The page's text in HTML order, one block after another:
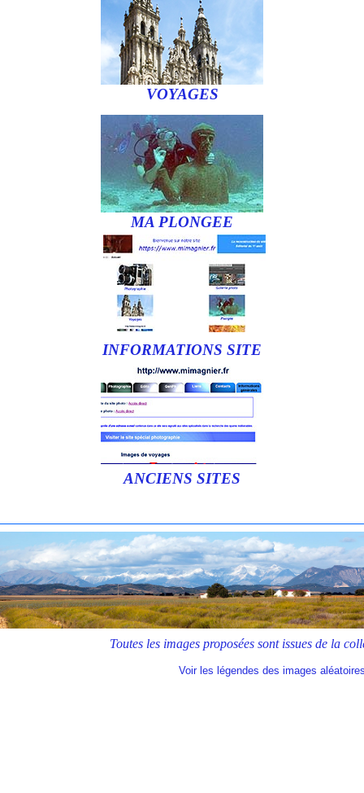
VOYAGES
MA PLONGEE
INFORMATIONS SITE
ANCIENS SITES
Toutes les images proposées sont issues
Voir les légendes des images